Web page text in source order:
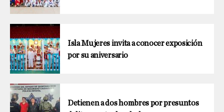
Isla Mujeres invita a conocer exposición
por su aniversario
Detienen a dos hombres por presuntos